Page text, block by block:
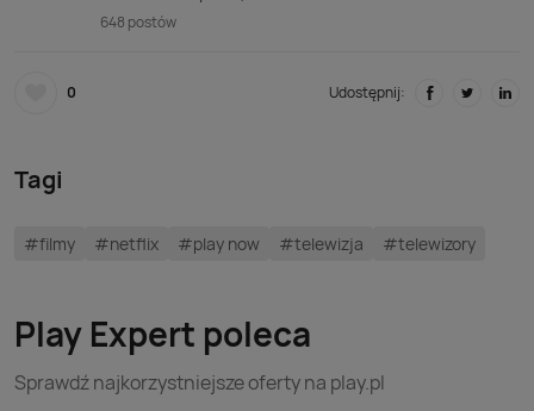
648 postów
0 Udostępnij:
Tagi
#filmy #netflix #play now #telewizja #telewizory
Play Expert poleca
Sprawdź najkorzystniejsze oferty na play.pl